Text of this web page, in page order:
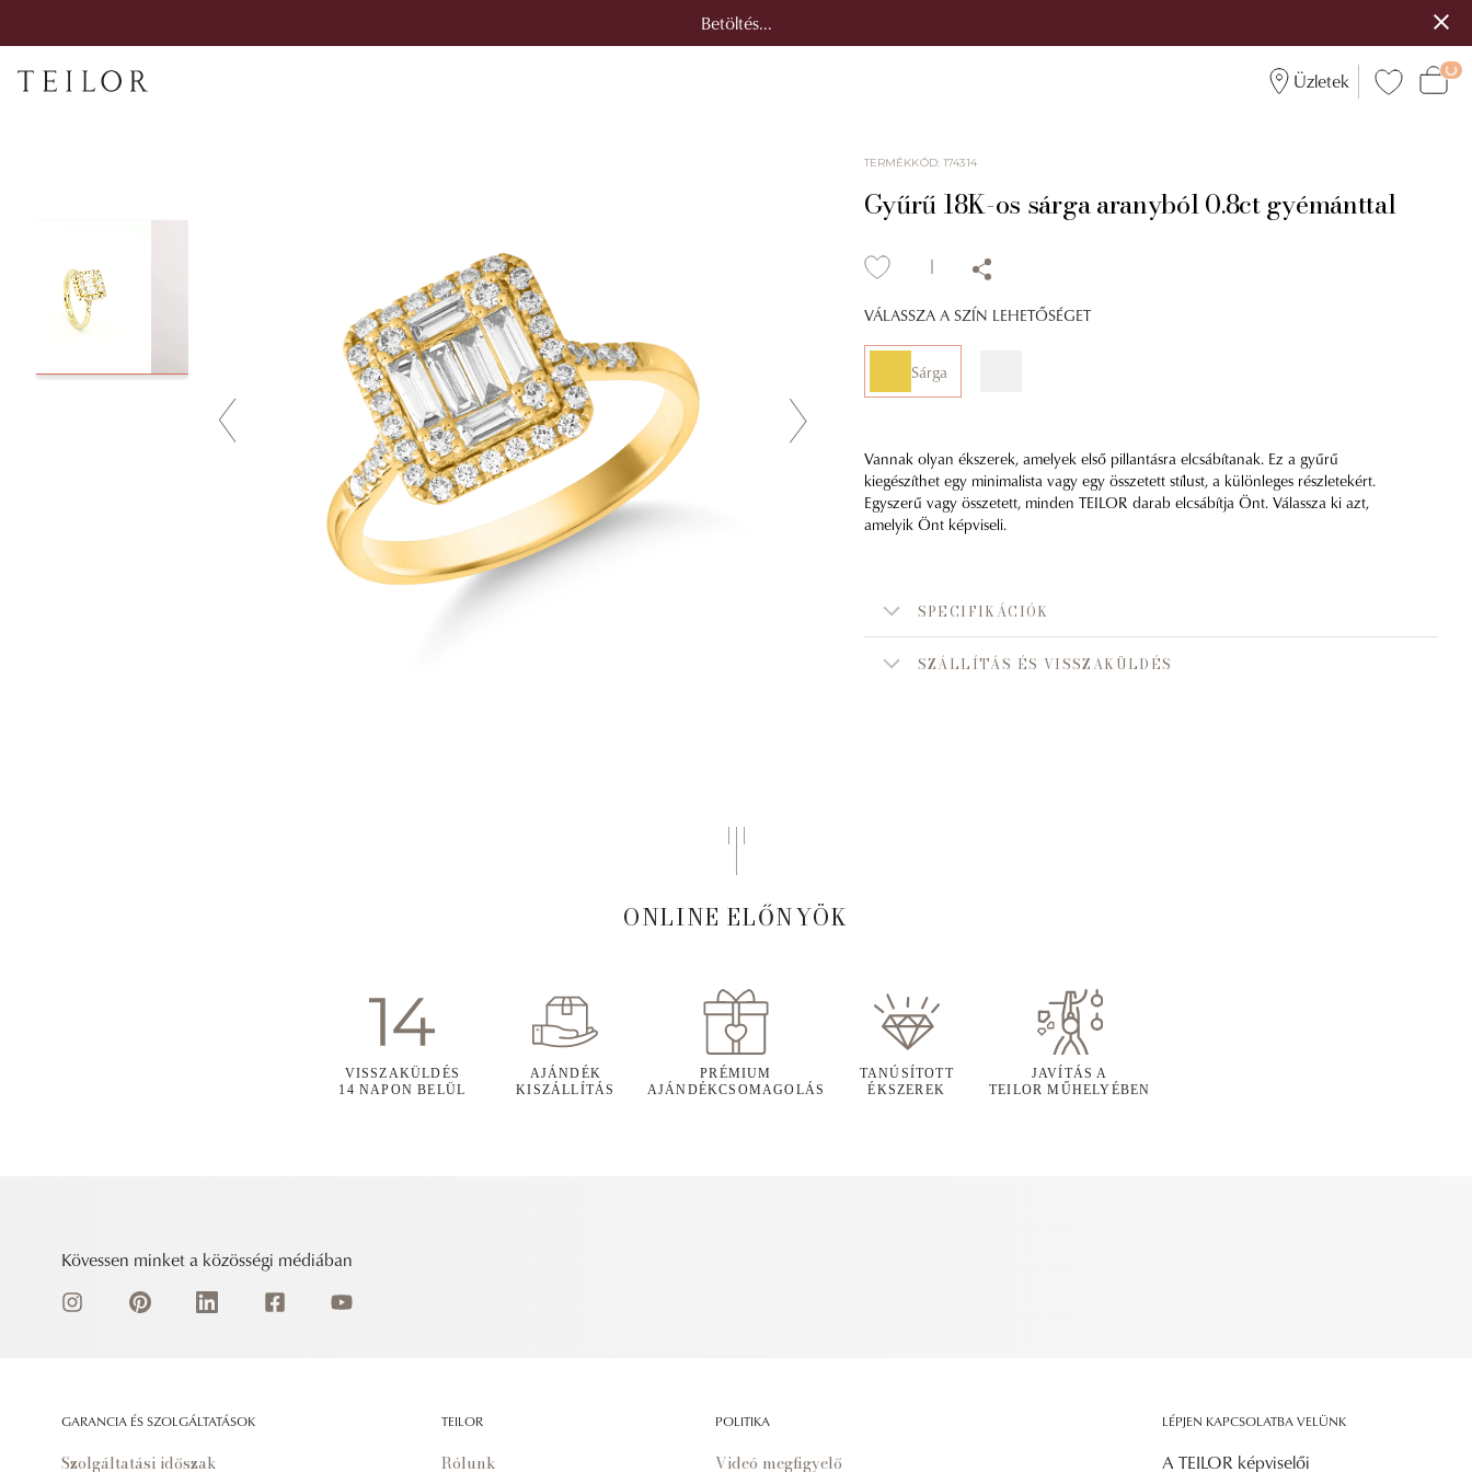
Betöltés...
Üzletek
TERMÉKKÓD:174314
Gyűrű 18K-os sárga aranyból 0.8ct gyémánttal
VÁLASSZA A SZÍN LEHETŐSÉGET
Sárga
Vannak olyan ékszerek, amelyek első pillantásra elcsábítanak. Ez a gyűrű
kiegészíthet egy minimalista vagy egy összetett stílust, a különleges részletekért.
Egyszerű vagy összetett, minden TEILOR darab elcsábítja Önt. Válassza ki azt,
amelyik Önt képviseli.
SPECIFIKÁCIÓK
SZÁLLÍTÁS ÉS VISSZAKÜLDÉS
ONLINE ELŐNYÖK
VISSZAKÜLDÉS
14 NAPON BELÜL
AJÁNDÉK
KISZÁLLÍTÁS
PRÉMIUM
AJÁNDÉKCSOMAGOLÁS
TANÚSÍTOTT
ÉKSZEREK
JAVÍTÁS A
TEILOR MŰHELYÉBEN
Kövessen minket a közösségi médiában
GARANCIA ÉS SZOLGÁLTATÁSOK
Szolgáltatási időszak
TEILOR
Rólunk
POLITIKA
Videó megfigyelő
LÉPJEN KAPCSOLATBA VELÜNK
A TEILOR képviselői